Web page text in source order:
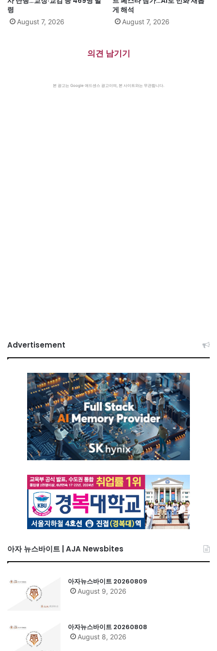
령
August 7, 2026
게 해석
August 7, 2026
의견 남기기
본 광고는 Google 애드센스 광고이며, 본 사이트와는 무관합니다.
Advertisement
아자 뉴스바이트 | AJA Newsbites
아자뉴스바이트 20260809
August 9, 2026
아자뉴스바이트 20260808
August 8, 2026